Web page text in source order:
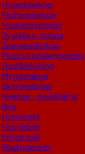
Husedderkop
Fedtedderkop
Huskartespinder
Zygiella x-notata
Zebraedderkop
Pholcus phalangioides
Husfårekylling
Myggetæge
Skimmelbiller
Hvepse – gedehams
Bier
Honningbi
Humlebier
Enlige bier
Bladskærerbi